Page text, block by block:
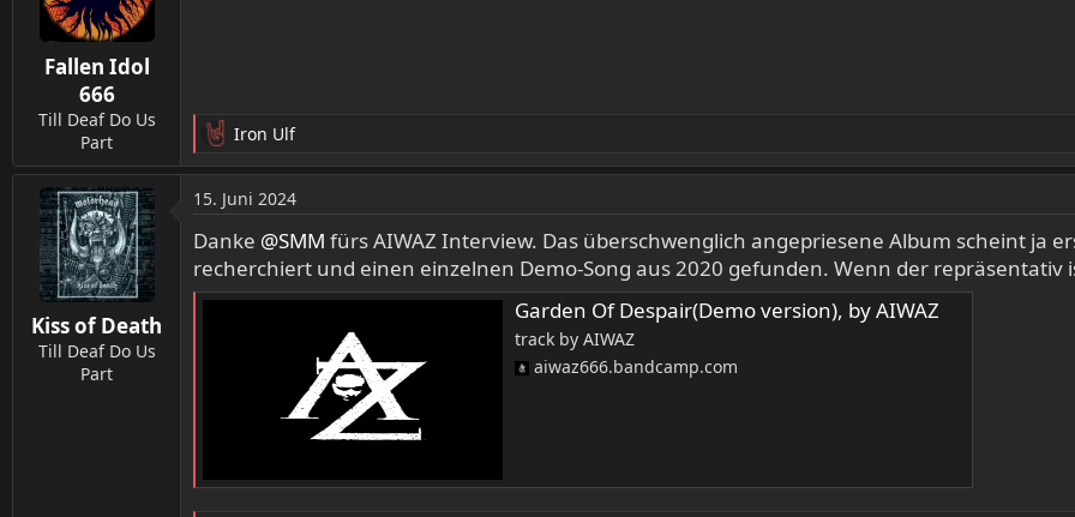
r
Fallen Idol
666
Till Deaf Do Us
Part
R
e
a
k
t
o
n
Iron Ulf
Kiss of Death
Till Deaf Do Us
Part
15. Juni 2024
Danke @SMM fürs AIWAZ Interview. Das überschwenglich angepriesene Album scheint ja
recherchiert und einen einzelnen Demo-Song aus 2020 gefunden. Wenn der repräsentativ
Garden Of Despair(Demo version), by AIWAZ
track by AIWAZ
aiwaz666.bandcamp.com